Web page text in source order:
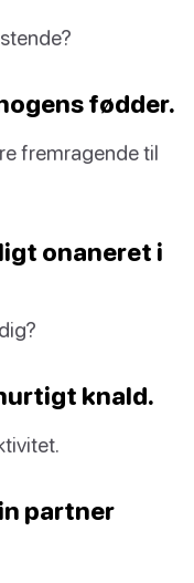
fødder.
fremragende til
onaneret i
knald.
partner